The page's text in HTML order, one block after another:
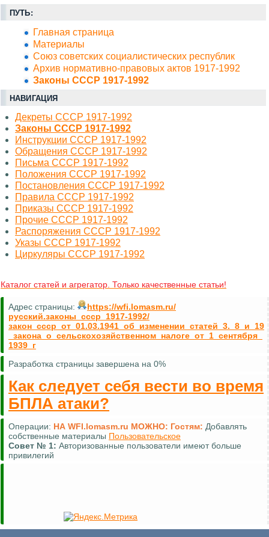
ПУТЬ:
Главная страница
Материалы
Союз советских социалистических республик
Архив нормативно-правовых актов 1917-1992
Законы СССР 1917-1992
НАВИГАЦИЯ
Декреты СССР 1917-1992
Законы СССР 1917-1992
Инструкции СССР 1917-1992
Обращения СССР 1917-1992
Письма СССР 1917-1992
Положения СССР 1917-1992
Постановления СССР 1917-1992
Правила СССР 1917-1992
Приказы СССР 1917-1992
Прочие СССР 1917-1992
Распоряжения СССР 1917-1992
Указы СССР 1917-1992
Циркуляры СССР 1917-1992
Каталог статей и агрегатор. Только качественные статьи!
Адрес страницы:
https://wfi.lomasm.ru/
русский.законы_ссср_1917-1992/
закон_ссср_от_01.03.1941_об_изменении_статей_3._8_и_19
_закона_о_сельскохозяйственном_налоге_от_1_сентября_
1939_г
Разработка страницы завершена на 0%
Как следует себя вести во время
БПЛА атаки?
Операции: НА WFI.lomasm.ru МОЖНО: Гостям: Добавлять
собственные материалы Пользовательское
Совет № 1: Авторизованные пользователи имеют больше
привилегий